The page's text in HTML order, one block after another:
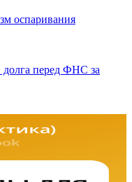
оспаривания
долга перед ФНС за